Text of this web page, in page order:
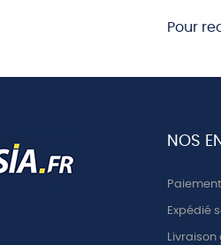
Pour
NOS
Expédié